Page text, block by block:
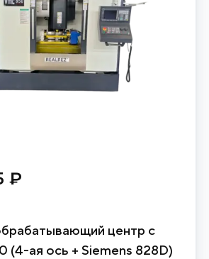
₽
центр с
ая ось + Siemens 828D)